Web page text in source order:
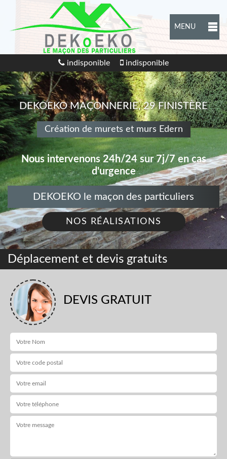
MENU
indisponible indisponible
DEKOEKO MAÇONNERIE, 29 FINISTÈRE
Création de murets et murs Edern
Nous intervenons 24h/24 sur 7j/7 en cas
d'urgence
DEKOEKO le maçon des particuliers
NOS RÉALISATIONS
Déplacement et devis gratuits
DEVIS GRATUIT